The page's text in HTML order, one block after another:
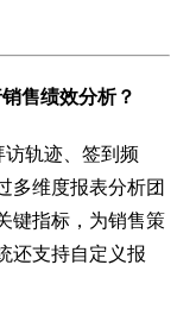
售绩效分析？
轨迹、签到频
多维度报表分析团
键指标，为销售策
还支持自定义报